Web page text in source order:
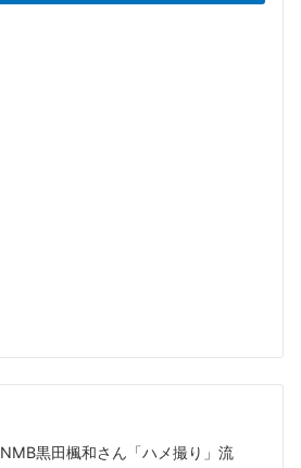
NMB黒田楓和さん「ハメ撮り」流